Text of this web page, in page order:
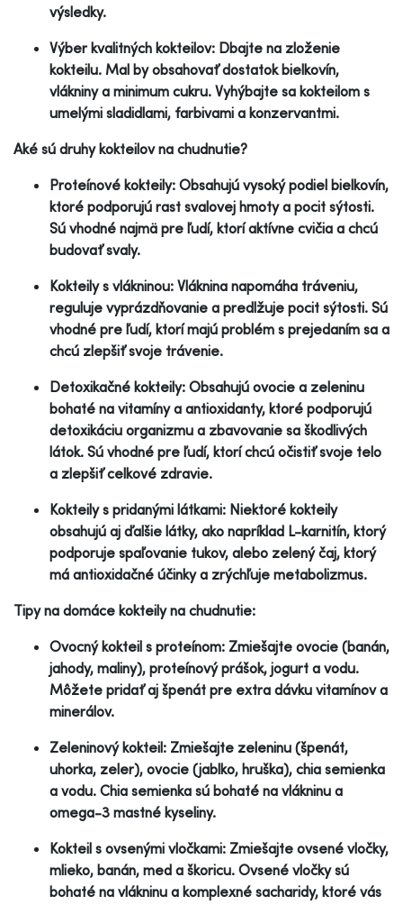
výsledky.
Výber kvalitných kokteilov: Dbajte na zloženie
kokteilu. Mal by obsahovať dostatok bielkovín,
vlákniny a minimum cukru. Vyhýbajte sa kokteilom s
umelými sladidlami, farbivami a konzervantmi.
Aké sú druhy kokteilov na chudnutie?
Proteínové kokteily: Obsahujú vysoký podiel bielkovín,
ktoré podporujú rast svalovej hmoty a pocit sýtosti.
Sú vhodné najmä pre ľudí, ktorí aktívne cvičia a chcú
budovať svaly.
Kokteily s vlákninou: Vláknina napomáha tráveniu,
reguluje vyprázdňovanie a predlžuje pocit sýtosti. Sú
vhodné pre ľudí, ktorí majú problém s prejedaním sa a
chcú zlepšiť svoje trávenie.
Detoxikačné kokteily: Obsahujú ovocie a zeleninu
bohaté na vitamíny a antioxidanty, ktoré podporujú
detoxikáciu organizmu a zbavovanie sa škodlivých
látok. Sú vhodné pre ľudí, ktorí chcú očistiť svoje telo
a zlepšiť celkové zdravie.
Kokteily s pridanými látkami: Niektoré kokteily
obsahujú aj ďalšie látky, ako napríklad L-karnitín, ktorý
podporuje spaľovanie tukov, alebo zelený čaj, ktorý
má antioxidačné účinky a zrýchľuje metabolizmus.
Tipy na domáce kokteily na chudnutie:
Ovocný kokteil s proteínom: Zmiešajte ovocie (banán,
jahody, maliny), proteínový prášok, jogurt a vodu.
Môžete pridať aj špenát pre extra dávku vitamínov a
minerálov.
Zeleninový kokteil: Zmiešajte zeleninu (špenát,
uhorka, zeler), ovocie (jablko, hruška), chia semienka
a vodu. Chia semienka sú bohaté na vlákninu a
omega-3 mastné kyseliny.
Kokteil s ovsenými vločkami: Zmiešajte ovsené vločky,
mlieko, banán, med a škoricu. Ovsené vločky sú
bohaté na vlákninu a komplexné sacharidy, ktoré vás